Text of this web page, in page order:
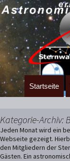
Zum
Inhalt
Startseite
Kategorie-Archiv:
Jeden Monat wird ein
Webseite gezeigt.
den Mitgliedern der
Gästen. Ein